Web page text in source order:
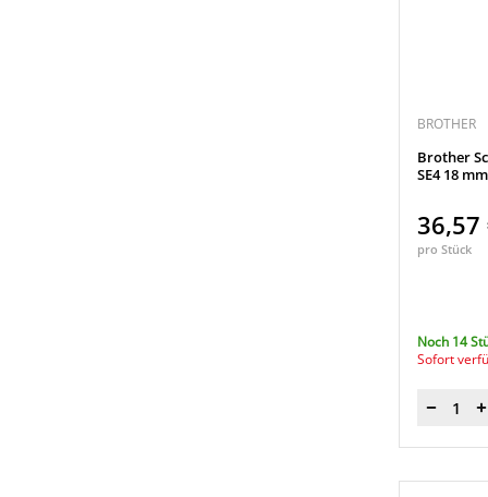
BROTHER
Brother
SE4 18
pro Stück
Noch 14
Sofort
Menge